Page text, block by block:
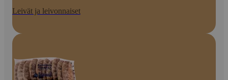
Leivät ja leivonnaiset